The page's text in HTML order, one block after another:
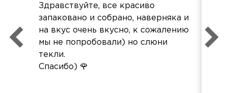
Здравствуйте, все красиво
запаковано и собрано, наверняка и
на вкус очень вкусно, к сожалению
мы не попробовали) но слюни
текли.
Спасибо) 🌹